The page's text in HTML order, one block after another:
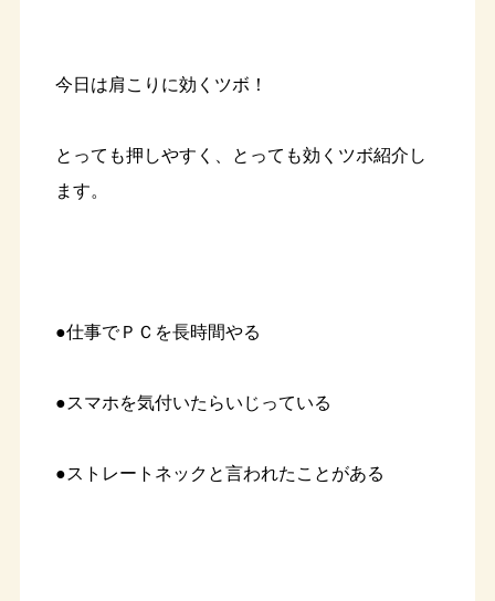
今日は肩こりに効くツボ！
とっても押しやすく、とっても効くツボ紹介し
ます。
●仕事でＰＣを長時間やる
●スマホを気付いたらいじっている
●ストレートネックと言われたことがある